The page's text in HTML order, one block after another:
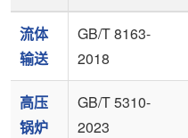
流体
输送
GB/T 8163-
2018
高压
锅炉
GB/T 5310-
2023